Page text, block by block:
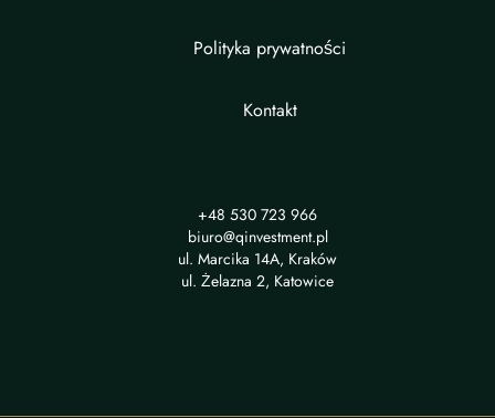
Polityka prywatności
Kontakt
+48 530 723 966
biuro@qinvestment.pl
ul. Marcika 14A, Kraków
ul. Żelazna 2, Katowice